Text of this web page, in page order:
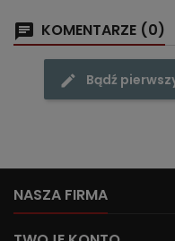
KOMENTARZE (0)
Bądź
NASZA FIRMA